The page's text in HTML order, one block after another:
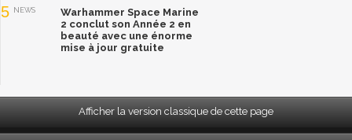
5 NEWS
Warhammer Space Marine
2 conclut son Année 2 en
beauté avec une énorme
mise à jour gratuite
Afficher la version classique de cette page